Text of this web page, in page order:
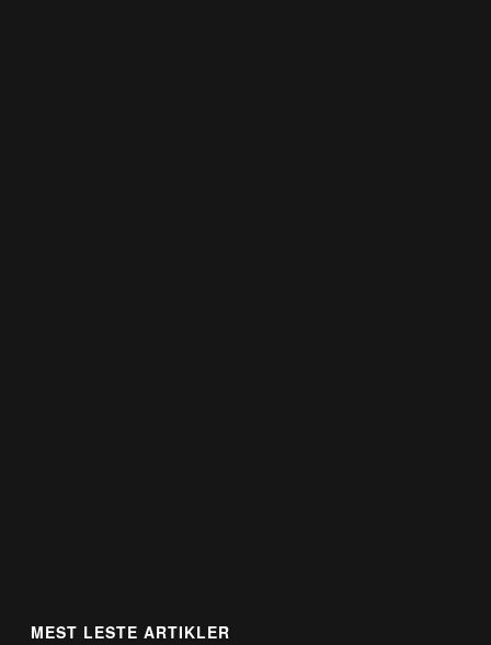
MEST LESTE ARTIKLER